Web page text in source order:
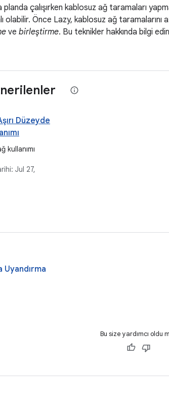
planda çalışırken kablosuz ağ taramaları
olabilir. Önce Lazy, kablosuz ağ
ve birleştirme. Bu teknikler hakkında bilgi
Düzeyde
kullanımı
Jul 27,
Uyandırma
Bu size yardımcı oldu